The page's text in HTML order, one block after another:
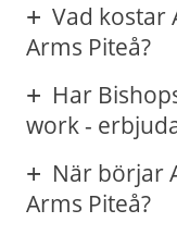
Vad kostar
Arms Piteå?
Har
work -
När börjar
Arms Piteå?